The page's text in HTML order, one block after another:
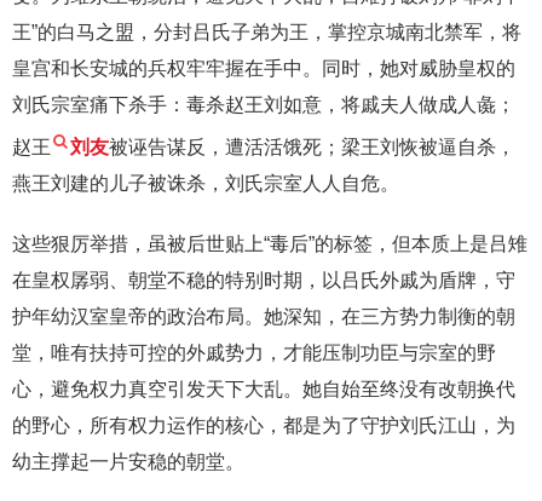
王”的白马之盟，分封吕氏子弟为王，掌控京城南北禁军，将
皇宫和长安城的兵权牢牢握在手中。同时，她对威胁皇权的
刘氏宗室痛下杀手：毒杀赵王刘如意，将戚夫人做成人彘；
赵王 刘友被诬告谋反，遭活活饿死；梁王刘恢被逼自杀，
燕王刘建的儿子被诛杀，刘氏宗室人人自危。
这些狠厉举措，虽被后世贴上“毒后”的标签，但本质上是吕雉
在皇权孱弱、朝堂不稳的特别时期，以吕氏外戚为盾牌，守
护年幼汉室皇帝的政治布局。她深知，在三方势力制衡的朝
堂，唯有扶持可控的外戚势力，才能压制功臣与宗室的野
心，避免权力真空引发天下大乱。她自始至终没有改朝换代
的野心，所有权力运作的核心，都是为了守护刘氏江山，为
幼主撑起一片安稳的朝堂。